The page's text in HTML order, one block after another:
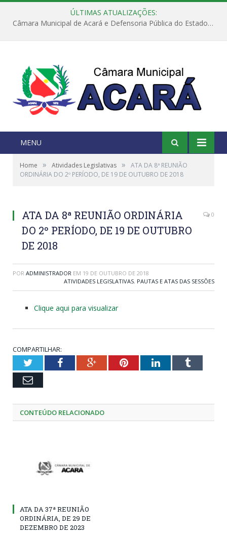
ÚLTIMAS ATUALIZAÇÕES:
Câmara Municipal de Acará e Defensoria Pública do Estado, promovem Ação Balcão de Direitos
MENU
Home » Atividades Legislativas »
ATA DA 8ª REUNIÃO
ORDINÁRIA DO 2º PERÍODO, DE 19 DE OUTUBRO DE 2018
ATA DA 8ª REUNIÃO ORDINÁRIA
DO 2º PERÍODO, DE 19 DE OUTUBRO
DE 2018
0
POR ADMINISTRADOR EM 19 DE OUTUBRO DE 2018
ATIVIDADES LEGISLATIVAS, PAUTAS E ATAS DAS SESSÕES
Clique aqui para visualizar
COMPARTILHAR:
TwitterFacebookGoogle+PinterestLinkedInTumblr
Email
CONTEÚDO RELACIONADO
ATA DA 37ª REUNIÃO
ORDINÁRIA, DE 29 DE
DEZEMBRO DE 2023